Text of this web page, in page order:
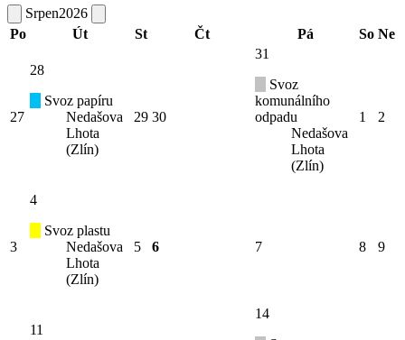
Srpen2026
Po
Út St Čt Pá So Ne
27
28
Svoz papíru
Nedašova
Lhota
(Zlín)
29 30
31
Svoz
komunálního
odpadu
Nedašova
Lhota
(Zlín)
1 2
3
4
Svoz plastu
Nedašova
Lhota
(Zlín)
5 6 7 8 9
11
14